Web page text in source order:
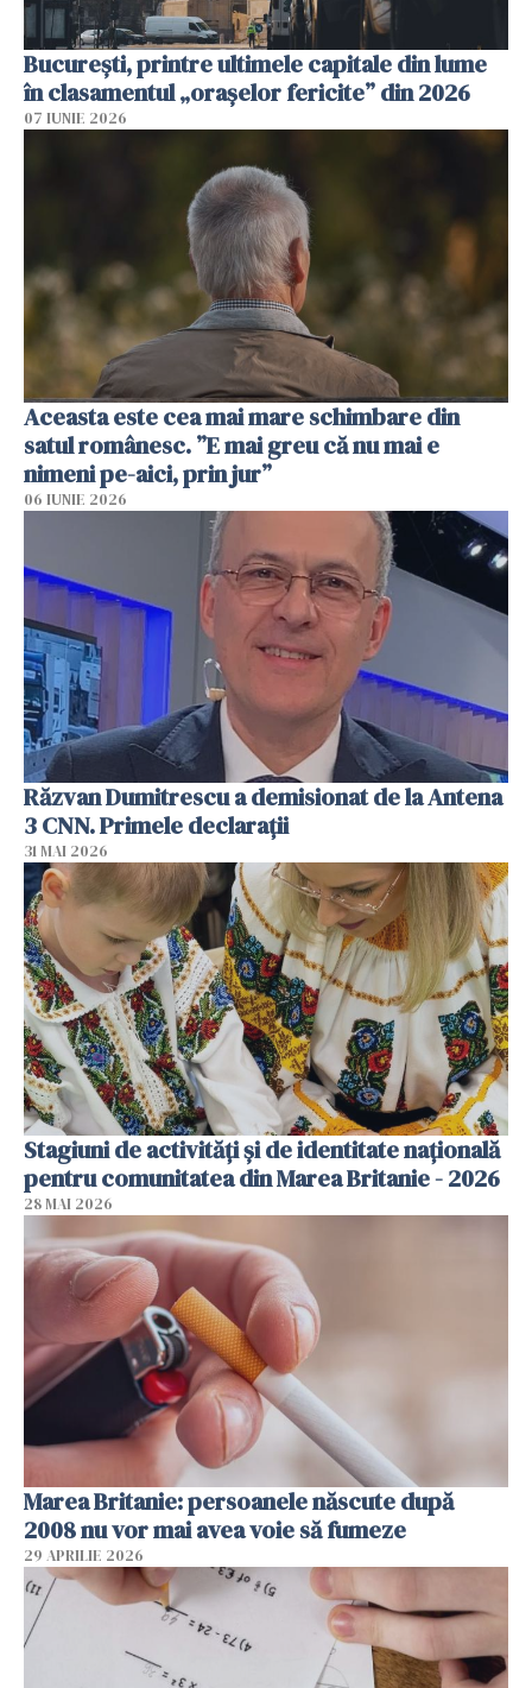
București, printre ultimele capitale din lume
în clasamentul „orașelor fericite” din 2026
07 IUNIE 2026
Aceasta este cea mai mare schimbare din
satul românesc. ”E mai greu că nu mai e
nimeni pe-aici, prin jur”
06 IUNIE 2026
Răzvan Dumitrescu a demisionat de la Antena
3 CNN. Primele declarații
31 MAI 2026
Stagiuni de activități și de identitate națională
pentru comunitatea din Marea Britanie - 2026
28 MAI 2026
Marea Britanie: persoanele născute după
2008 nu vor mai avea voie să fumeze
29 APRILIE 2026